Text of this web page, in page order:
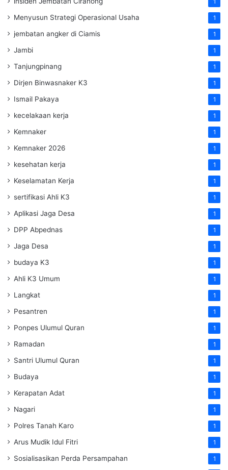
1
Menyusun Strategi Operasional Usaha 1
jembatan angker di Ciamis 1
Jambi 1
Tanjungpinang 1
Dirjen Binwasnaker K3 1
Ismail Pakaya 1
kecelakaan kerja 1
Kemnaker 1
Kemnaker 2026 1
kesehatan kerja 1
Keselamatan Kerja 1
sertifikasi Ahli K3 1
Aplikasi Jaga Desa 1
DPP Abpednas 1
Jaga Desa 1
budaya K3 1
Ahli K3 Umum 1
Langkat 1
Pesantren 1
Ponpes Ulumul Quran 1
Ramadan 1
Santri Ulumul Quran 1
Budaya 1
Kerapatan Adat 1
Nagari 1
Polres Tanah Karo 1
Arus Mudik Idul Fitri 1
Sosialisasikan Perda Persampahan 1